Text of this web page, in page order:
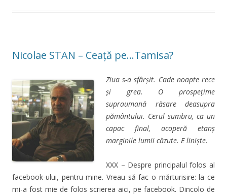
Nicolae STAN – Ceață pe…Tamisa?
Ziua s-a sfârşit. Cade noapte rece
şi grea. O prospeţime
supraumană răsare deasupra
pământului. Cerul sumbru, ca un
capac final, acoperă etanş
marginile lumii căzute. E linişte.
XXX – Despre principalul folos al
facebook-ului, pentru mine. Vreau să fac o mărturisire: la ce
mi-a fost mie de folos scrierea aici, pe facebook. Dincolo de